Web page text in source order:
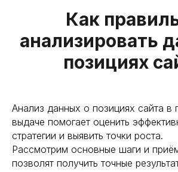
Как
анализировать
позициях
Анализ данных о позициях сайта в
выдаче помогает оценить
стратегии и выявить точки роста.
Рассмотрим основные шаги и
позволят получить точные